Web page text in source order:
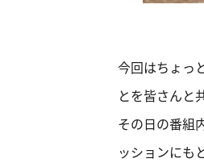
今回はちょっ
とを皆さんと
その日の番組
ッションにも